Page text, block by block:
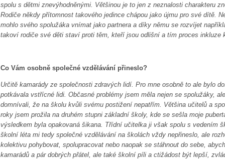
spolu s dětmi znevýhodněnými. Většinou je to jen z neznalosti charakteru
Rodiče někdy přítomnost takového jedince chápou jako újmu pro své dítě.
mohlo svého spolužáka vnímat jako partnera a díky němu se rozvíjet
takoví rodiče své děti staví proti těm, kteří jsou odlišní a tím proces inkluze
Co Vám osobně společné vzdělávání přineslo?
Určitě kamarády ze společnosti zdravých lidí. Pro mne osobně to ale bylo
potkávala vstřícné lidi. Občasné problémy jsem měla nejen se spolužáky,
domnívali, že na školu kvůli svému postižení nepatřím. Většina učitelů a
roky jsem prožila na druhém stupni základní školy, kde se sešla moje
výsledkem byla opakovaná šikana. Třídní učitelka ji však spolu s vedením
školní léta mi tedy společné vzdělávání na školách vždy nepřineslo, ale
kolektivu pohybovat, spolupracovat nebo naopak se stáhnout do sebe,
kamarádů a pár dobrých přátel, ale také školní píli a ctižádost být lepší,